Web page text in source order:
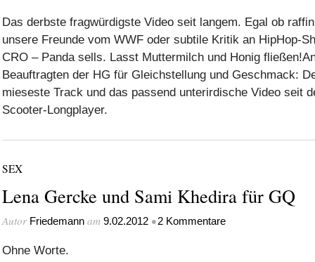
Das derbste fragwürdigste Video seit langem. Egal ob
unsere Freunde vom WWF oder subtile Kritik an HipHop-
CRO – Panda sells. Lasst Muttermilch und Honig
Beauftragten der HG für Gleichstellung und Geschmack:
mieseste Track und das passend unterirdische Video seit
Scooter-Longplayer.
SEX
Lena Gercke und Sami Khedira für GQ
Autor Friedemannam 9.02.2012 •2 Kommentare
Ohne Worte.